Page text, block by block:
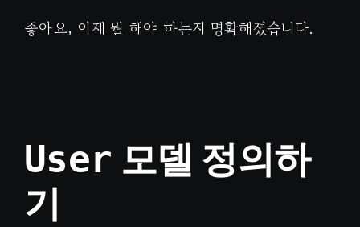
좋아요, 이제 뭘 해야 하는지 명확해졌습니다.
User 모델 정의하
기